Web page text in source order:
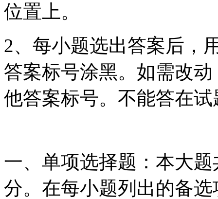
位置上。
2、每小题选出答案后，
答案标号涂黑。如需改
他答案标号。不能答在
一、单项选择题：本大
分。在每小题列出的备